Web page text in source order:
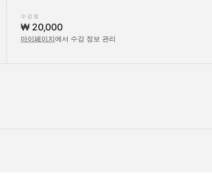
수강료
₩ 20,000
마이페이지에서 수강 정보 관리